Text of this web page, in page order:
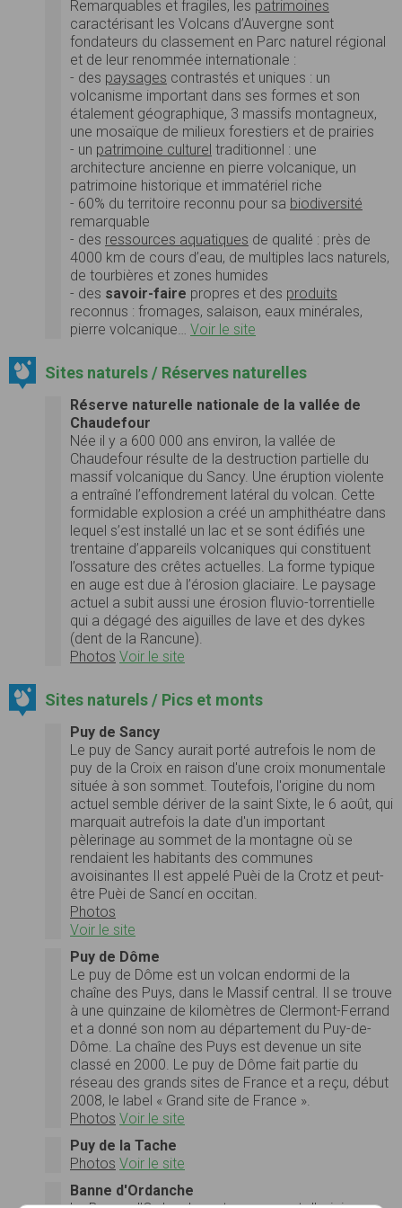
Remarquables et fragiles, les patrimoines
caractérisant les Volcans d’Auvergne sont
fondateurs du classement en Parc naturel régional
et de leur renommée internationale :
- des paysages contrastés et uniques : un
volcanisme important dans ses formes et son
étalement géographique, 3 massifs montagneux,
une mosaïque de milieux forestiers et de prairies
- un patrimoine culturel traditionnel : une
architecture ancienne en pierre volcanique, un
patrimoine historique et immatériel riche
- 60% du territoire reconnu pour sa biodiversité
remarquable
- des ressources aquatiques de qualité : près de
4000 km de cours d’eau, de multiples lacs naturels,
de tourbières et zones humides
- des savoir-faire propres et des produits
reconnus : fromages, salaison, eaux minérales,
pierre volcanique… Voir le site
Sites naturels / Réserves naturelles
Réserve naturelle nationale de la vallée de
Chaudefour
Née il y a 600 000 ans environ, la vallée de
Chaudefour résulte de la destruction partielle du
massif volcanique du Sancy. Une éruption violente
a entraîné l’effondrement latéral du volcan. Cette
formidable explosion a créé un amphithéatre dans
lequel s’est installé un lac et se sont édifiés une
trentaine d’appareils volcaniques qui constituent
l’ossature des crêtes actuelles. La forme typique
en auge est due à l’érosion glaciaire. Le paysage
actuel a subit aussi une érosion fluvio-torrentielle
qui a dégagé des aiguilles de lave et des dykes
(dent de la Rancune).
Photos Voir le site
Sites naturels / Pics et monts
Puy de Sancy
Le puy de Sancy aurait porté autrefois le nom de
puy de la Croix en raison d'une croix monumentale
située à son sommet. Toutefois, l'origine du nom
actuel semble dériver de la saint Sixte, le 6 août, qui
marquait autrefois la date d'un important
pèlerinage au sommet de la montagne où se
rendaient les habitants des communes
avoisinantes Il est appelé Puèi de la Crotz et peut-
être Puèi de Sancí en occitan.
Photos
Voir le site
Puy de Dôme
Le puy de Dôme est un volcan endormi de la
chaîne des Puys, dans le Massif central. Il se trouve
à une quinzaine de kilomètres de Clermont-Ferrand
et a donné son nom au département du Puy-de-
Dôme. La chaîne des Puys est devenue un site
classé en 2000. Le puy de Dôme fait partie du
réseau des grands sites de France et a reçu, début
2008, le label « Grand site de France ».
Photos Voir le site
Puy de la Tache
Photos Voir le site
Banne d'Ordanche